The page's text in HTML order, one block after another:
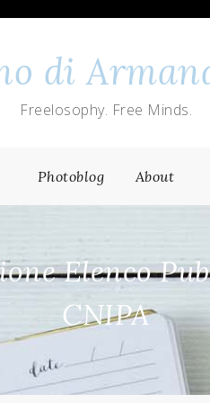
di
Freelosophy. Free Minds.
Photoblog About
Elenco
CNIPA